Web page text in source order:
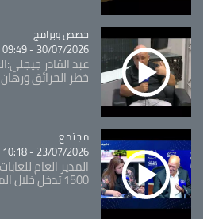
Catégorie
حصص وبرامج
30/07/2026 - 09:49
عبد القادر
خطر الحرائق ورهان
Catégorie
مجتمع
23/07/2026 - 10:18
1500 تدخل خلال الموسم الحالي